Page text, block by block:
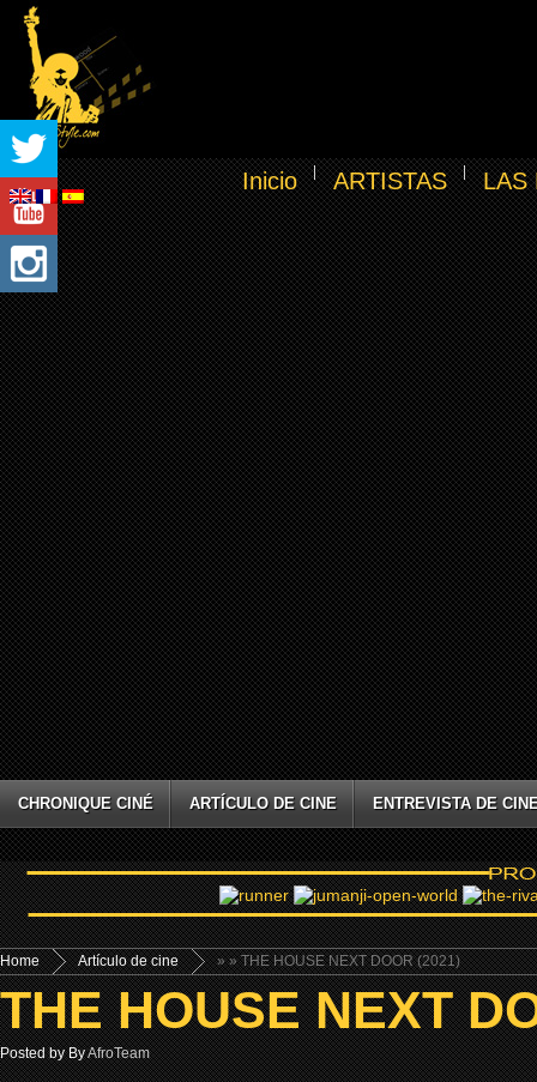
Inicio ARTISTAS LAS
CHRONIQUE CINÉ ARTÍCULO DE CINE ENTREVISTA DE
Home »
Artículo de cine » THE HOUSE NEXT DOOR (2021)
THE HOUSE NEXT
Posted by ByAfroTeam